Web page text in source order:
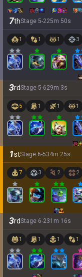
7thStage 5-225m 50s
1 1 1 3
3rdStage 5-629m 3s
5 1 1 1
1stStage 6-534m 25s
7 3 2 2
3rdStage 6-231 m 16s
1 1 1 1